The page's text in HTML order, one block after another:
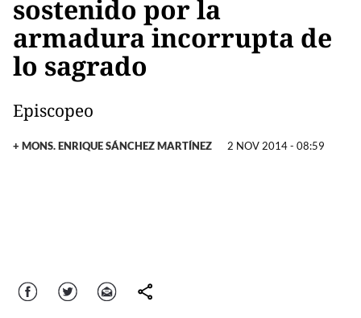
sostenido por la
armadura incorrupta de
lo sagrado
Episcopeo
+ MONS. ENRIQUE SÁNCHEZ MARTÍNEZ 2 NOV 2014 - 08:59
Facebook Twitter Correo comparte